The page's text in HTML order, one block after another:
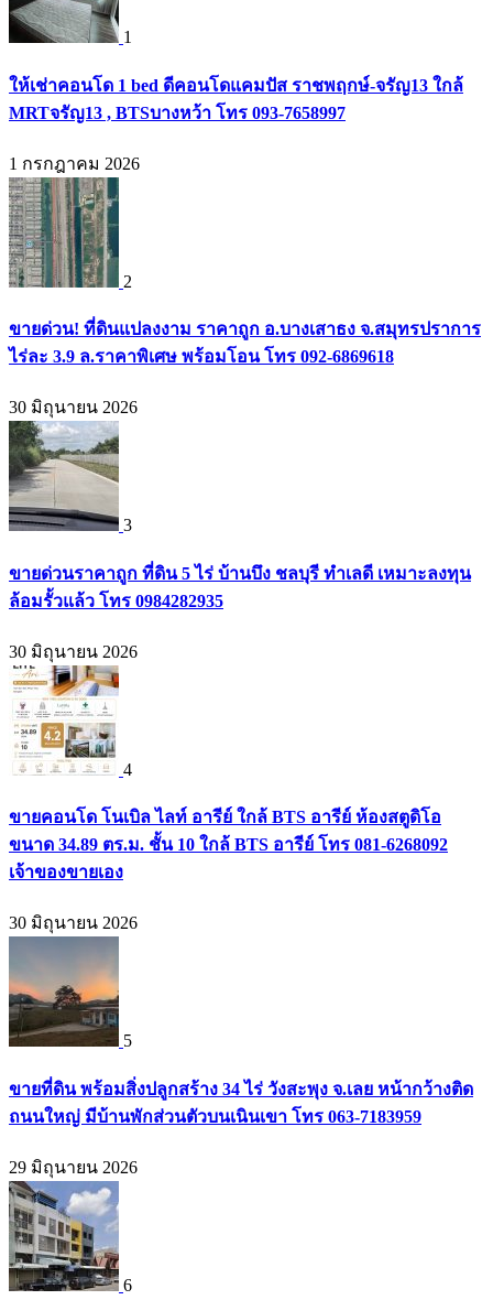
1
ให้เช่าคอนโด 1 bed ดีคอนโดแคมปัส ราชพฤกษ์-จรัญ13 ใกล้
MRTจรัญ13 , BTSบางหว้า โทร 093-7658997
1 กรกฎาคม 2026
2
ขายด่วน! ที่ดินแปลงงาม ราคาถูก อ.บางเสาธง จ.สมุทรปราการ
ไร่ละ 3.9 ล.ราคาพิเศษ พร้อมโอน โทร 092-6869618
30 มิถุนายน 2026
3
ขายด่วนราคาถูก ที่ดิน 5 ไร่ บ้านบึง ชลบุรี ทำเลดี เหมาะลงทุน
ล้อมรั้วแล้ว โทร 0984282935
30 มิถุนายน 2026
4
ขายคอนโด โนเบิล ไลท์ อารีย์ ใกล้ BTS อารีย์ ห้องสตูดิโอ
ขนาด 34.89 ตร.ม. ชั้น 10 ใกล้ BTS อารีย์ โทร 081-6268092
เจ้าของขายเอง
30 มิถุนายน 2026
5
ขายที่ดิน พร้อมสิ่งปลูกสร้าง 34 ไร่ วังสะพุง จ.เลย หน้ากว้างติด
ถนนใหญ่ มีบ้านพักส่วนตัวบนเนินเขา โทร 063-7183959
29 มิถุนายน 2026
6